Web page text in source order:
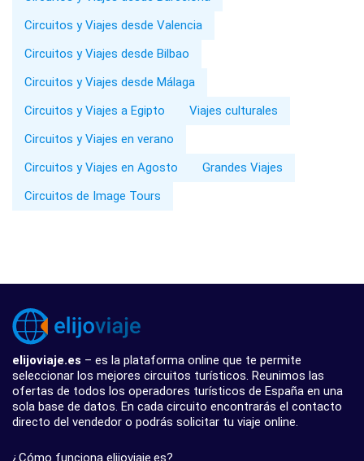
Circuitos y Viajes desde Valencia
Circuitos y Viajes desde Bilbao
Circuitos y Viajes desde Málaga
Circuitos y Viajes a Egipto
Viajes culturales
Circuitos y Viajes en verano
Circuitos y Viajes en Agosto
Grandes Viajes
Circuitos de Image Tours
elijoviaje.es – es la plataforma online que te permite
seleccionar los mejores circuitos turísticos. Reunimos las
ofertas de todos los operadores turísticos de España en una
sola base de datos. En cada circuito encontrarás el contacto
directo del vendedor o podrás solicitar tu viaje online.
¿Cómo funciona elijoviaje.es?